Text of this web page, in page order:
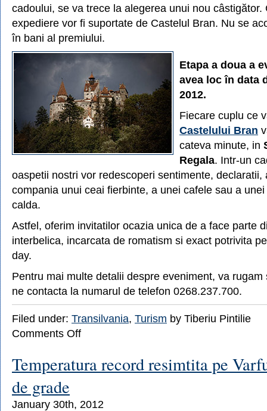
cadoului, se va trece la alegerea unui nou câstigător.
expediere vor fi suportate de Castelul Bran. Nu se
în bani al premiului.
Etapa a doua a
avea loc în data
2012.
Fiecare cuplu ce
Castelului Bran
cateva minute, in
Regala. Intr-un
oaspetii nostri vor redescoperi sentimente, declaratii,
compania unui ceai fierbinte, a unei cafele sau a
calda.
Astfel, oferim invitatilor ocazia unica de a face parte
interbelica, incarcata de romatism si exact potrivita
day.
Pentru mai multe detalii despre eveniment, va rugam
ne contacta la numarul de telefon 0268.237.700.
Filed under: Transilvania, Turism by Tiberiu Pintilie
Comments Offon
la
Castelul
14
Temperatura record resimtita pe
de grade
January 30th, 2012